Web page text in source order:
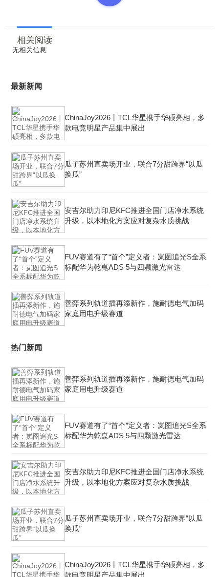
相关阅读
无相关信息
最新新闻
ChinaJoy2026丨TCL华星携手华硕亮相，多
款电竞明星产品集中展出
瓜子苏州直卖场开业，联合7分甜跨界“以瓜
换瓜”
安吉尔助力印尼KFC推进全国门店净水系统
升级，以本地化方案应对复杂水质挑战
FUV赛道有了“首个”定义者：岚图追光S全系
标配华为乾崑ADS 5与四颗激光雷达
善弈系列轨道插再添新作，施耐德电气加码
家庭用电升级赛道
热门新闻
善弈系列轨道插再添新作，施耐德电气加码
家庭用电升级赛道
FUV赛道有了“首个”定义者：岚图追光S全系
标配华为乾崑ADS 5与四颗激光雷达
安吉尔助力印尼KFC推进全国门店净水系统
升级，以本地化方案应对复杂水质挑战
瓜子苏州直卖场开业，联合7分甜跨界“以瓜
换瓜”
ChinaJoy2026丨TCL华星携手华硕亮相，多
款电竞明星产品集中展出